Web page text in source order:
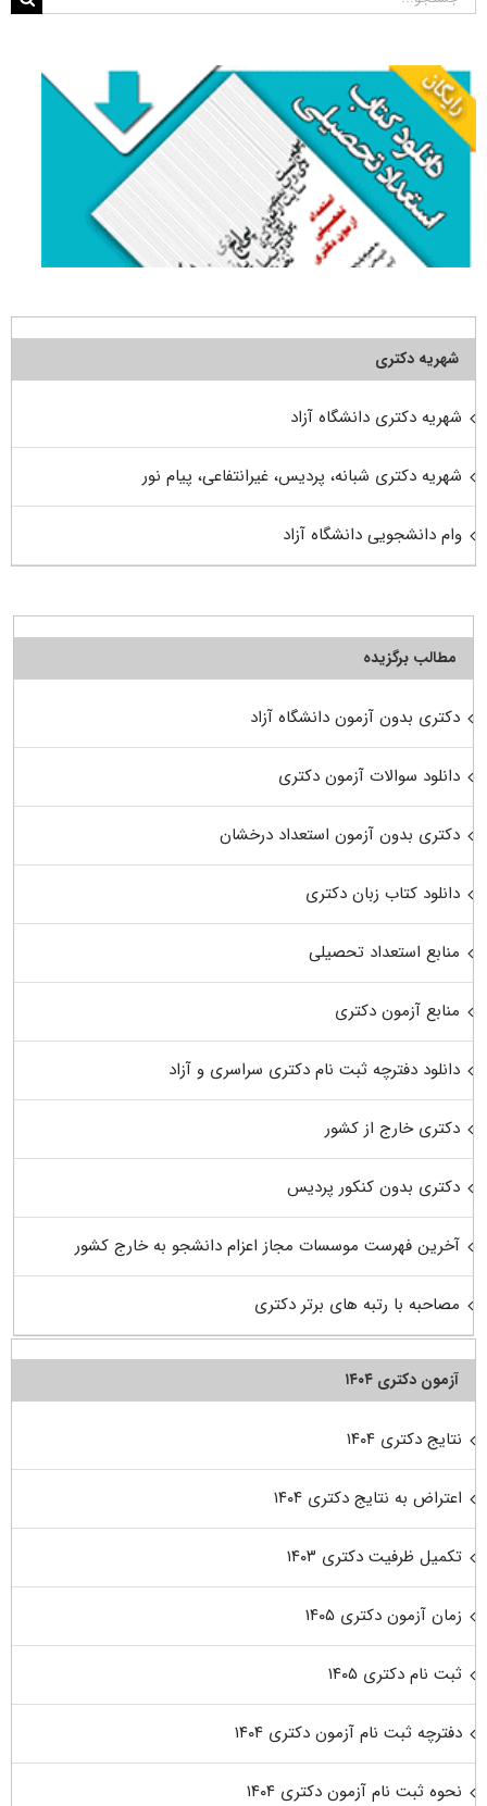
شهریه دکتری
شهریه دکتری دانشگاه آزاد
شهریه دکتری شبانه، پردیس، غیرانتفاعی، پیام نور
وام دانشجویی دانشگاه آزاد
مطالب برگزیده
دکتری بدون آزمون دانشگاه آزاد
دانلود سوالات آزمون دکتری
دکتری بدون آزمون استعداد درخشان
دانلود کتاب زبان دکتری
منابع استعداد تحصیلی
منابع آزمون دکتری
دانلود دفترچه ثبت نام دکتری سراسری و آزاد
دکتری خارج از کشور
دکتری بدون کنکور پردیس
آخرین فهرست موسسات مجاز اعزام دانشجو به خارج کشور
مصاحبه با رتبه های برتر دکتری
آزمون دکتری ۱۴۰۴
نتایج دکتری ۱۴۰۴
اعتراض به نتایج دکتری ۱۴۰۴
تکمیل ظرفیت دکتری ۱۴۰۳
زمان آزمون دکتری ۱۴۰۵
ثبت نام دکتری ۱۴۰۵
دفترچه ثبت نام آزمون دکتری ۱۴۰۴
نحوه ثبت نام آزمون دکتری ۱۴۰۴